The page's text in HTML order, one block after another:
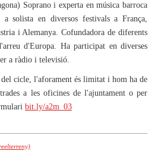
Soprano i experta en música barroca
a solista en diversos festivals a França,
i Alemanya. Cofundadora de diferents
d'Europa. Ha participat en diverses
a ràdio i televisió.
del cicle, l'aforament és limitat i hom ha de
a les oficines de l'ajuntament o per
bit.ly/a2m_03